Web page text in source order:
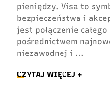
pieniędzy. Visa to
bezpieczeństwa i
jest połączenie
pośrednictwem
niezawodnej i ...
CZYTAJ WIĘCEJ +